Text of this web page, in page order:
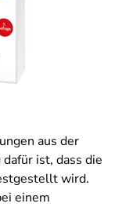
aus der
ist, dass die
wird.
einem